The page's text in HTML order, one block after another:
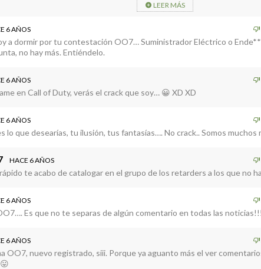
dan cuenta el cero es más ovalado y la letra O mayúscula es redonda.
LEER MÁS
6 AÑOS
a dormir por tu contestación OO7… Suministrador Eléctrico o
no hay más. Entiéndelo.
6 AÑOS
en Call of Duty, verás el crack que soy… 😀 XD XD
6 AÑOS
lo que desearías, tu ilusión, tus fantasías…. No crack.. Somos muchos
HACE 6 AÑOS
te acabo de catalogar en el grupo de los retarders a los que no
6 AÑOS
Es que no te separas de algún comentario en todas las
6 AÑOS
OO7, nuevo registrado, siii. Porque ya aguanto más el ver